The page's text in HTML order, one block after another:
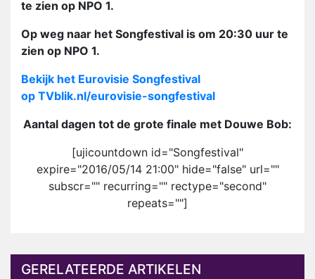
te zien op NPO 1.
Op weg naar het Songfestival is om 20:30 uur te
zien op NPO 1.
Bekijk het Eurovisie Songfestival
op TVblik.nl/eurovisie-songfestival
Aantal dagen tot de grote finale met Douwe Bob:
[ujicountdown id="Songfestival"
expire="2016/05/14 21:00" hide="false" url=""
subscr="" recurring="" rectype="second"
repeats=""]
GERELATEERDE ARTIKELEN